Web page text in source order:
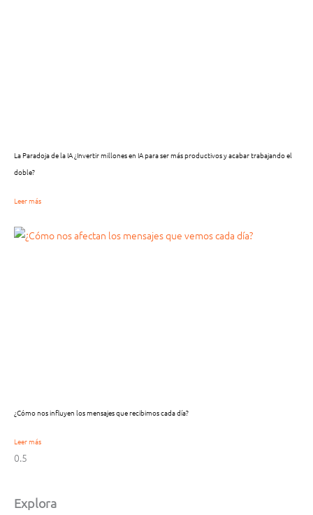
La Paradoja de la IA ¿Invertir millones en IA para ser más productivos y acabar trabajando el
doble?
Leer más
¿Cómo nos influyen los mensajes que recibimos cada día?
Leer más
Explora